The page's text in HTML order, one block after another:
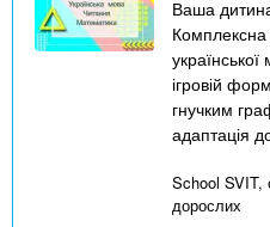
Ваша
Комплексна
ігровій
гнучким
адаптація
School SVIT,
дорослих